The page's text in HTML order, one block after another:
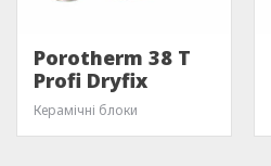
Porotherm 38 T
Profi Dryfix
Керамічні блоки